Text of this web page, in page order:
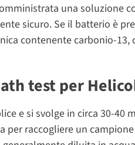
una soluzione
sicuro. Se il batterio è
contenente carbonio-13,
test per
e si svolge in circa 30-
raccogliere un